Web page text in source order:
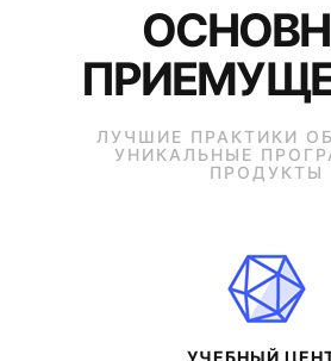
ЛУЧШИЕ ПРАКТИКИ
УНИКАЛЬНЫЕ
ПРОДУКТЫ
УЧЕБНЫЙ